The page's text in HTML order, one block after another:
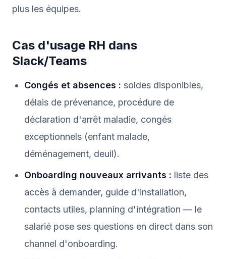
plus les équipes.
Cas d'usage RH dans
Slack/Teams
Congés et absences : soldes disponibles,
délais de prévenance, procédure de
déclaration d'arrêt maladie, congés
exceptionnels (enfant malade,
déménagement, deuil).
Onboarding nouveaux arrivants : liste des
accès à demander, guide d'installation,
contacts utiles, planning d'intégration — le
salarié pose ses questions en direct dans son
channel d'onboarding.